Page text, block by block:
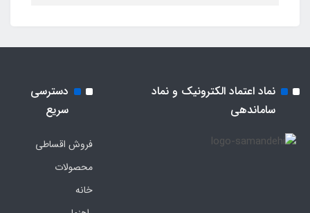
نماد اعتماد الکترونیک و نماد
ساماندهی
دسترسی
سریع
فروش اقساطی
محصولات
خانه